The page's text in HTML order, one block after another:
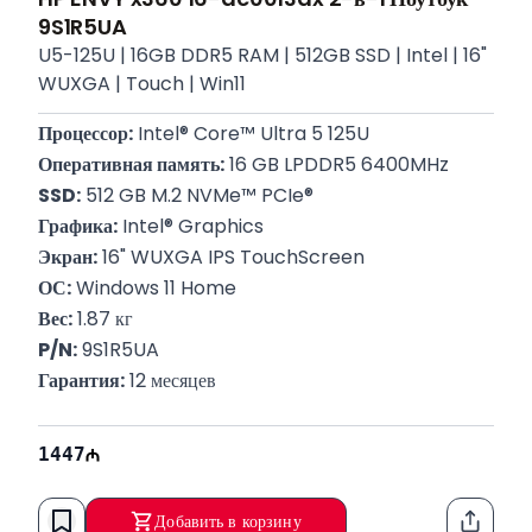
9S1R5UA
U5-125U | 16GB DDR5 RAM | 512GB SSD | Intel | 16"
WUXGA | Touch | Win11
Процессор: Intel® Core™ Ultra 5 125U
Оперативная память: 16 GB LPDDR5 6400MHz
SSD: 512 GB M.2 NVMe™ PCIe®
Графика: Intel® Graphics
Экран: 16" WUXGA IPS TouchScreen
ОС: Windows 11 Home
Вес: 1.87 кг
P/N: 9S1R5UA
Гарантия: 12 месяцев
1447
Добавить в корзину